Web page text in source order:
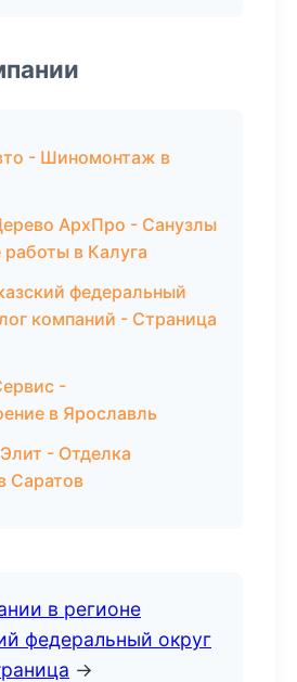
- Шиномонтаж в
АрхПро - Санузлы
в Калуга
федеральный
компаний - Страница
-
в Ярославль
- Отделка
Саратов
в регионе
федеральный округ
→